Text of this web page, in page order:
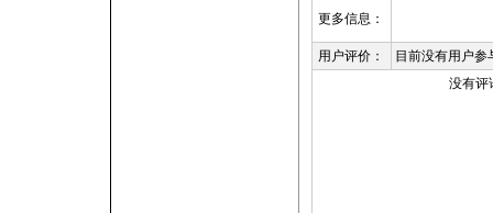
更多信息：
用户评价：
目前没有用户参
没有评